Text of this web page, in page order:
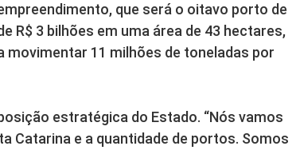
que será o oitavo porto de
R$ 3 bilhões em uma área de 43 hectares,
11 milhões de toneladas por
estratégica do Estado. “Nós vamos
Catarina e a quantidade de portos. Somos